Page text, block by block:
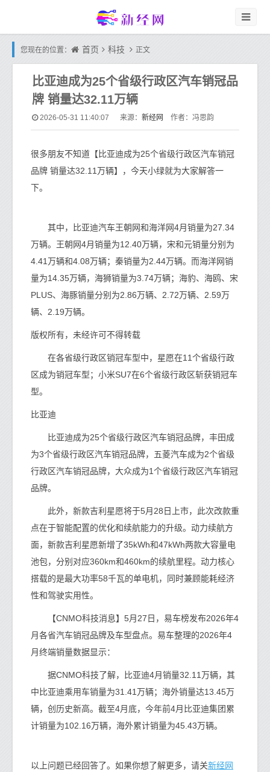
您现在的位置： 首页 科技 正文
比亚迪成为25个省级行政区汽车销冠品
牌 销量达32.11万辆
2026-05-31 11:40:07 来源： 新经网 作者：冯思韵
很多朋友不知道【比亚迪成为25个省级行政区汽车销冠
品牌 销量达32.11万辆】，今天小绿就为大家解答一
下。
其中，比亚迪汽车王朝网和海洋网4月销量为27.34
万辆。王朝网4月销量为12.40万辆，宋和元销量分别为
4.41万辆和4.08万辆；秦销量为2.44万辆。而海洋网销
量为14.35万辆，海狮销量为3.74万辆；海豹、海鸥、宋
PLUS、海豚销量分别为2.86万辆、2.72万辆、2.59万
辆、2.19万辆。
版权所有，未经许可不得转载
在各省级行政区销冠车型中，星愿在11个省级行政
区成为销冠车型；小米SU7在6个省级行政区斩获销冠车
型。
比亚迪
比亚迪成为25个省级行政区汽车销冠品牌，丰田成
为3个省级行政区汽车销冠品牌，五菱汽车成为2个省级
行政区汽车销冠品牌，大众成为1个省级行政区汽车销冠
品牌。
此外，新款吉利星愿将于5月28日上市，此次改款重
点在于智能配置的优化和续航能力的升级。动力续航方
面，新款吉利星愿新增了35kWh和47kWh两款大容量电
池包，分别对应360km和460km的续航里程。动力核心
搭载的是最大功率58千瓦的单电机，同时兼顾能耗经济
性和驾驶实用性。
【CNMO科技消息】5月27日，易车榜发布2026年4
月各省汽车销冠品牌及车型盘点。易车整理的2026年4
月终端销量数据显示：
据CNMO科技了解，比亚迪4月销量32.11万辆，其
中比亚迪乘用车销量为31.41万辆；海外销量达13.45万
辆，创历史新高。截至4月底，今年前4月比亚迪集团累
计销量为102.16万辆，海外累计销量为45.43万辆。
以上问题已经回答了。如果你想了解更多，请关新经网